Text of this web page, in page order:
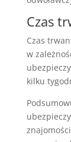
Czas
Czas
w
kilku